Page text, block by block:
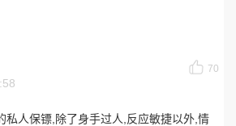
70
私人保镖,除了身手过人,反应敏捷以外,情